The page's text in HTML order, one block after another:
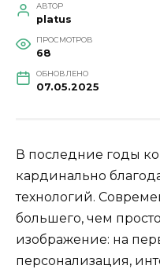
АВТОР
platus
ПРОСМОТРОВ
68
ОБНОВЛЕНО
07.05.2025
В последние годы
кардинально
технологий.
большего, чем
изображение: на
персонализация,